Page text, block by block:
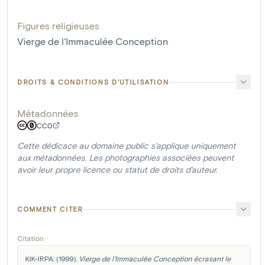
Figures religieuses
Vierge de l'Immaculée Conception
DROITS & CONDITIONS D'UTILISATION
Métadonnées
CC0
Cette dédicace au domaine public s'applique uniquement
aux métadonnées. Les photographies associées peuvent
avoir leur propre licence ou statut de droits d'auteur.
COMMENT CITER
Citation
KIK-IRPA. (1999). Vierge de l'Immaculée Conception écrasant le